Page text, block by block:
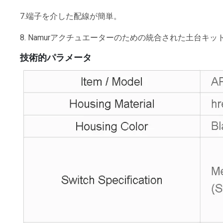
7.端子を介した配線が簡単。
8. Namurアクチュエーターのための統合された土台キッ
技術的パラメータ